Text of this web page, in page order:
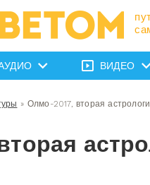
ВИДЕО
» Олмо-2017, вторая